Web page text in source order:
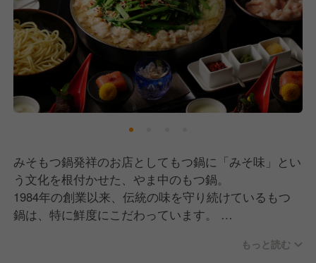
みそもつ鍋発祥のお店としてもつ鍋に「みそ味」とい
う文化を根付かせた、やま中のもつ鍋。
1984年の創業以来、伝統の味を守り続けているもつ
鍋は、特に鮮度にこだわっています。
のみを厳選し、食べ応えのあるサイズで提供している
もっと読む